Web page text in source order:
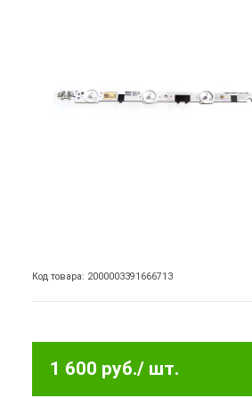
Код товара: 2000003391666713
1 600 руб./ шт.